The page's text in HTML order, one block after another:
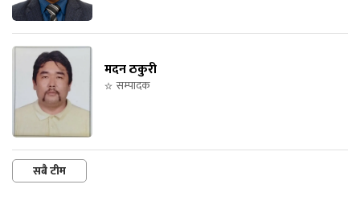
मदन ठकुरी
सम्पादक
सबै टीम